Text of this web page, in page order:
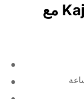
مزايا تأجير السيارات في Kajaani مع